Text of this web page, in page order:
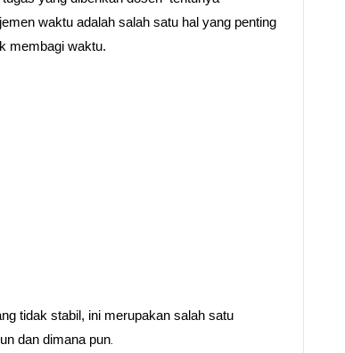
waktu adalah salah satu hal yang penting
membagi waktu.
tidak stabil, ini merupakan salah satu
dan dimana pun.